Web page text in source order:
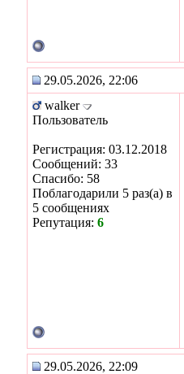
29.05.2026, 22:06
walker
Пользователь
Регистрация: 03.12.2018
Сообщений: 33
Спасибо: 58
Поблагодарили 5 раз(а) в
5 сообщениях
Репутация: 6
29.05.2026, 22:09